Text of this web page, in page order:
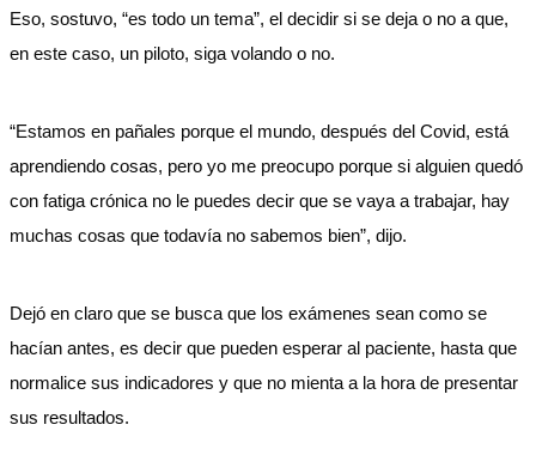
Eso, sostuvo, “es todo un tema”, el decidir si se deja o no a que,
en este caso, un piloto, siga volando o no.
“Estamos en pañales porque el mundo, después del Covid, está
aprendiendo cosas, pero yo me preocupo porque si alguien quedó
con fatiga crónica no le puedes decir que se vaya a trabajar, hay
muchas cosas que todavía no sabemos bien”, dijo.
Dejó en claro que se busca que los exámenes sean como se
hacían antes, es decir que pueden esperar al paciente, hasta que
normalice sus indicadores y que no mienta a la hora de presentar
sus resultados.